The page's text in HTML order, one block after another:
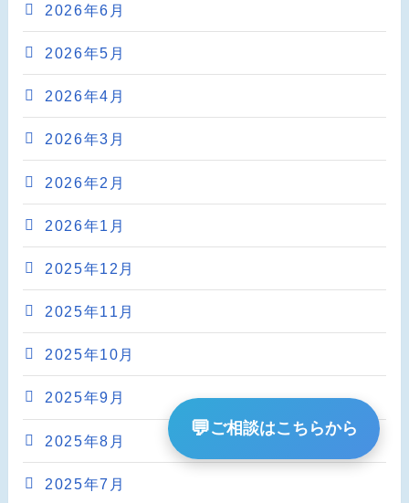
2026年6月
2026年5月
2026年4月
2026年3月
2026年2月
2026年1月
2025年12月
2025年11月
2025年10月
2025年9月
2025年8月
2025年7月
💬ご相談はこちらから